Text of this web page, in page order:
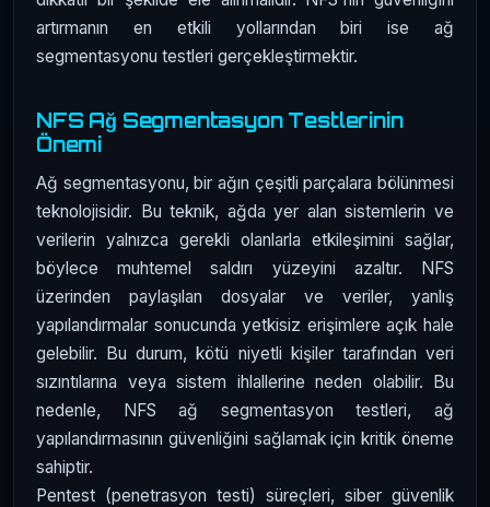
artırmanın en etkili yollarından biri ise ağ
segmentasyonu testleri gerçekleştirmektir.
NFS Ağ Segmentasyon Testlerinin
Önemi
Ağ segmentasyonu, bir ağın çeşitli parçalara bölünmesi
teknolojisidir. Bu teknik, ağda yer alan sistemlerin ve
verilerin yalnızca gerekli olanlarla etkileşimini sağlar,
böylece muhtemel saldırı yüzeyini azaltır. NFS
üzerinden paylaşılan dosyalar ve veriler, yanlış
yapılandırmalar sonucunda yetkisiz erişimlere açık hale
gelebilir. Bu durum, kötü niyetli kişiler tarafından veri
sızıntılarına veya sistem ihlallerine neden olabilir. Bu
nedenle, NFS ağ segmentasyon testleri, ağ
yapılandırmasının güvenliğini sağlamak için kritik öneme
sahiptir.
Pentest (penetrasyon testi) süreçleri, siber güvenlik